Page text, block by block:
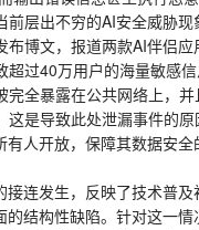
层出不穷的AI安全威胁现
布博文，报道两款AI伴侣
超过40万用户的海量敏感
完全暴露在公共网络上，
这是导致此处泄漏事件的
有人开放，保障其数据安
连发生，反映了技术普及
的结构性缺陷。针对这一